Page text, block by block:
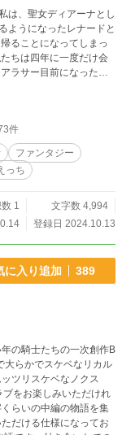
は、聖女ディアーナとし
ようになったレナードと
ることになってしまっ
ちは四年に一度だけ会
ラサー目前になった私
ぶりに再会したのだけ
件
ファンタジー
っち
1
文字数 4,994
登録日 2024.10.13
に入り追加 389
の騎士たちの一次創作B
大らかでスケベなリカル
ツリスケベなノクス
ブをお楽しみいただけれ
らいの中編の物語を集
だける仕様になってお